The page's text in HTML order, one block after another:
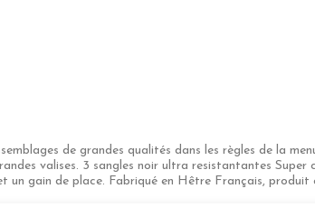
de grandes qualités dans les règles de la
valises. 3 sangles noir ultra resistantantes
gain de place. Fabriqué en Hêtre Français, produit